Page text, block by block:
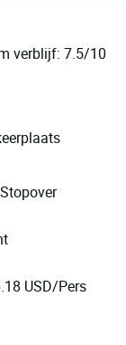
verblijf: 7.5/10
USD/Pers